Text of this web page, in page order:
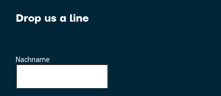
Drop us a line